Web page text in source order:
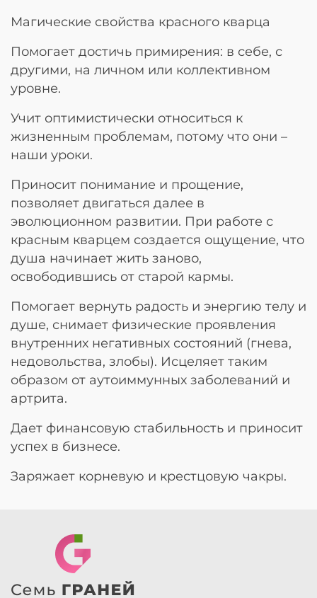
Магические свойства красного кварца
Помогает достичь примирения: в себе, с
другими, на личном или коллективном
уровне.
Учит оптимистически относиться к
жизненным проблемам, потому что они –
наши уроки.
Приносит понимание и прощение,
позволяет двигаться далее в
эволюционном развитии. При работе с
красным кварцем создается ощущение, что
душа начинает жить заново,
освободившись от старой кармы.
Помогает вернуть радость и энергию телу и
душе, снимает физические проявления
внутренних негативных состояний (гнева,
недовольства, злобы). Исцеляет таким
образом от аутоиммунных заболеваний и
артрита.
Дает финансовую стабильность и приносит
успех в бизнесе.
Заряжает корневую и крестцовую чакры.